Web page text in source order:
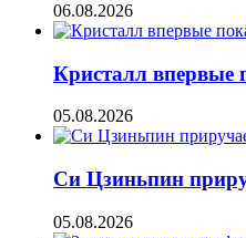
06.08.2026
Кристалл впервые
05.08.2026
Си Цзиньпин
05.08.2026